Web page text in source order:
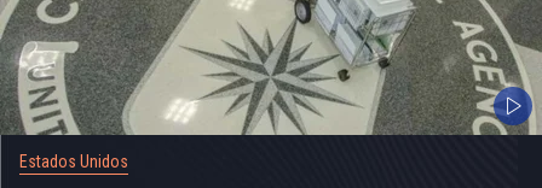
Estados Unidos